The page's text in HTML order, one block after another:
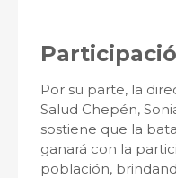
Por su parte, la
Salud Chepén,
sostiene que la
ganará con la
población,